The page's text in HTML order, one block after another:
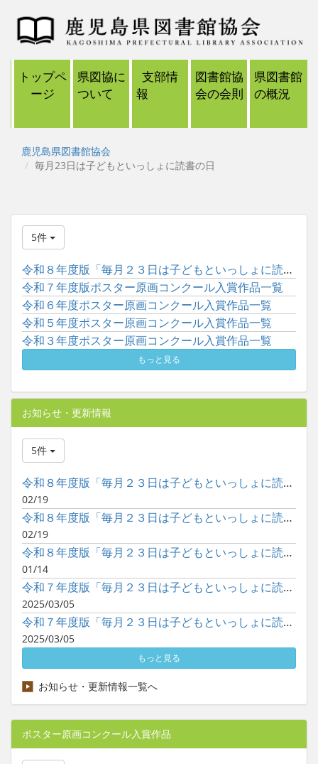
トップペ
ージ
県図協に
ついて
支部情
報
図書館協
会の会則
県図書館
の概況
鹿児島県図書館協会
毎月23日は子どもといっしょに読書の日
5件
令和８年度版「毎月２３日は子どもといっしょに読書の日」ポスタ...
令和７年度版ポスター原画コンクール入賞作品一覧
令和６年度ポスター原画コンクール入賞作品一覧
令和５年度ポスター原画コンクール入賞作品一覧
令和３年度ポスター原画コンクール入賞作品一覧
もっと見る
お知らせ・更新情報
5件
令和８年度版「毎月２３日は子どもといっしょに読書の日」ポスタ...
02/19
令和８年度版「毎月２３日は子どもといっしょに読書の日」ポスタ...
02/19
令和８年度版「毎月２３日は子どもといっしょに読書の日」ポスタ...
01/14
令和７年度版「毎月２３日は子どもといっしょに読書の日」ポスタ...
2025/03/05
令和７年度版「毎月２３日は子どもといっしょに読書の日」ポスタ...
2025/03/05
もっと見る
お知らせ・更新情報一覧へ
ポスター原画コンクール入賞作品